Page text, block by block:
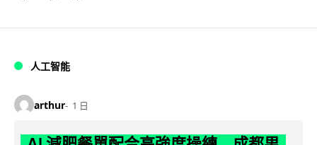
人工智能
arthur 1 日